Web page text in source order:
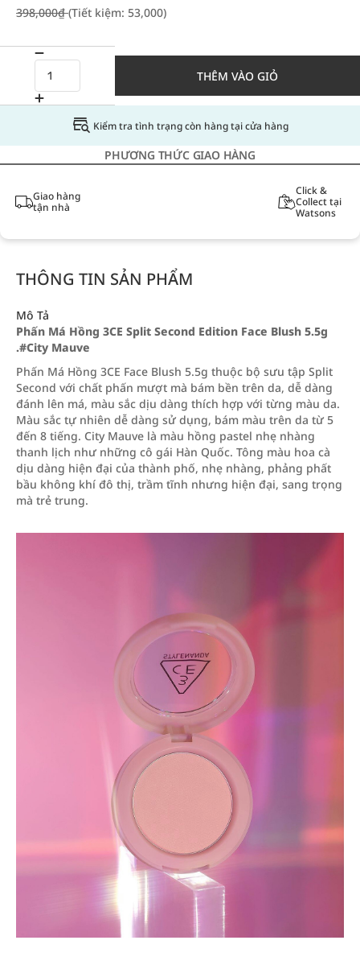
398,000₫(Tiết kiệm: 53,000)
THÊM VÀO GIỎ
Kiểm tra tình trạng còn hàng tại cửa hàng
PHƯƠNG THỨC GIAO HÀNG
Giao hàng
tận nhà
Click &
Collect tại
Watsons
THÔNG TIN SẢN PHẨM
Mô Tả
Phấn Má Hồng 3CE Split Second Edition Face Blush 5.5g
.#City Mauve
Phấn Má Hồng 3CE Face Blush 5.5g thuộc bộ sưu tập Split
Second với chất phấn mượt mà bám bền trên da, dễ dàng
đánh lên má, màu sắc dịu dàng thích hợp với từng màu da.
Màu sắc tự nhiên dễ dàng sử dụng, bám màu trên da từ 5
đến 8 tiếng. City Mauve là màu hồng pastel nhẹ nhàng
thanh lịch như những cô gái Hàn Quốc. Tông màu hoa cà
dịu dàng hiện đại của thành phố, nhẹ nhàng, phảng phất
bầu không khí đô thị, trầm tĩnh nhưng hiện đại, sang trọng
mà trẻ trung.